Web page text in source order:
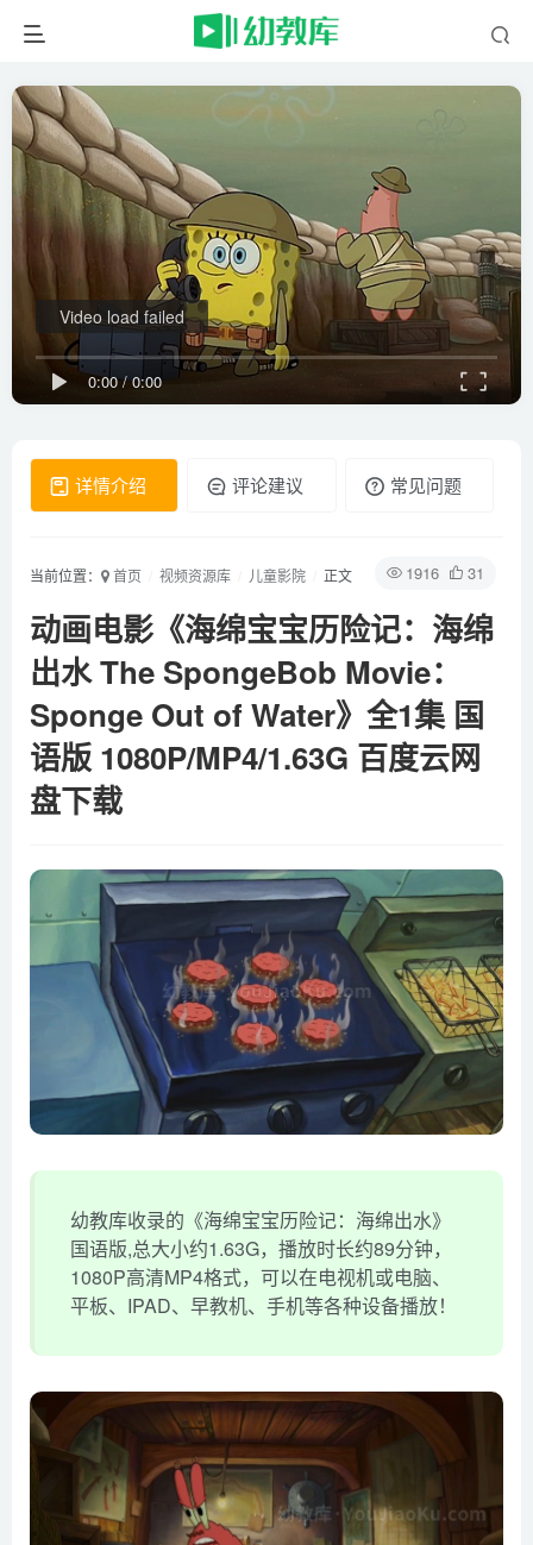
0:00/0:00
Video load failed
详情介绍 评论建议 常见问题
1916 31
当前位置： 首页 视频资源库 儿童影院 正文
动画电影《海绵宝宝历险记：海绵
出水 The SpongeBob Movie：
Sponge Out of Water》全1集 国
语版 1080P/MP4/1.63G 百度云网
盘下载
幼教库收录的《海绵宝宝历险记：海绵出水》
国语版,总大小约1.63G，播放时长约89分钟，
1080P高清MP4格式，可以在电视机或电脑、
平板、IPAD、早教机、手机等各种设备播放！